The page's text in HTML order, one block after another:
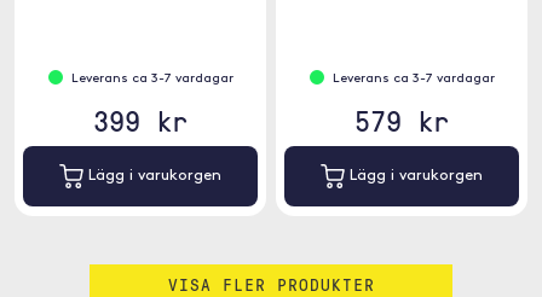
Leverans ca 3-7 vardagar
399 kr
Lägg i varukorgen
Leverans ca 3-7 vardagar
579 kr
Lägg i varukorgen
VISA FLER PRODUKTER